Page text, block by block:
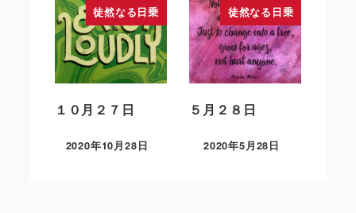
徒然なる日乗
１０月２７日
2020年10月28日
徒然なる日乗
５月２８日
2020年5月28日